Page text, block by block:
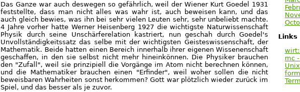
Das Ganze war auch deswegen so gefährlich, weil der Wiener Kurt Goedel 1931
feststellte, dass man nicht alles was wahr ist, auch beweisen kann, und das
auch gleich bewies, was ihn bei sehr vielen Leuten sehr, sehr unbeliebt machte.
4 Jahre vorher hatte Werner Heisenberg 1927 die wichtigste Naturwissenschaft
Physik durch seine Unschärferelation kastriert, nun geschah durch Goedel's
Unvollständigkeitssatz das selbe mit der wichtigsten Geisteswissenschaft, der
Mathematik. Beide hatten einen Bereich innerhalb ihrer eigenen Wissenenschaft
geschaffen, in den sie selbst nicht mehr hineinkönnen. Die Physiker brauchen
den "Zufall", weil sie prinzipiell die Vorgänge im Atom nicht berechnen können,
und die Mathematiker brauchen einen "Erfinder", weil woher sollen die nicht
beweisbaren Wahrheiten sonst herkommen? Gott war plötzlich wieder zurück im
Spiel, und das besser als je zuvor.
Links
wirt:
mc
Unix